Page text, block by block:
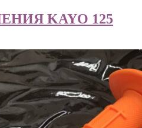
KAYO 125